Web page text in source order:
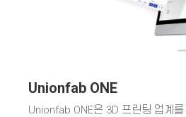
Unionfab ONE
Unionfab ONE은 3D 프린팅 업계